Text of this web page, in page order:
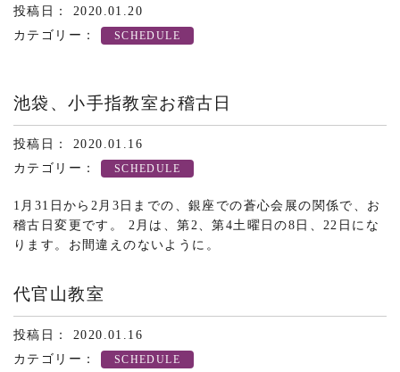
投稿日： 2020.01.20
カテゴリー：
SCHEDULE
池袋、小手指教室お稽古日
投稿日： 2020.01.16
カテゴリー：
SCHEDULE
1月31日から2月3日までの、銀座での蒼心会展の関係で、お
稽古日変更です。 2月は、第2、第4土曜日の8日、22日にな
ります。お間違えのないように。
代官山教室
投稿日： 2020.01.16
カテゴリー：
SCHEDULE